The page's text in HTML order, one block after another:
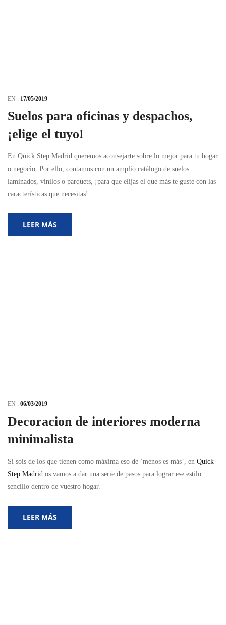
EN : 17/05/2019
Suelos para oficinas y despachos,
¡elige el tuyo!
En Quick Step Madrid queremos aconsejarte sobre lo mejor para tu hogar
o negocio. Por ello, contamos con un amplio catálogo de suelos
laminados, vinilos o parquets, ¡para que elijas el que más te guste con las
características que necesitas!
LEER MÁS
EN : 06/03/2019
Decoracion de interiores moderna
minimalista
Si sois de los que tienen como máxima eso de ‘menos es más’, en Quick
Step Madrid os vamos a dar una serie de pasos para lograr ese estilo
sencillo dentro de vuestro hogar.
LEER MÁS